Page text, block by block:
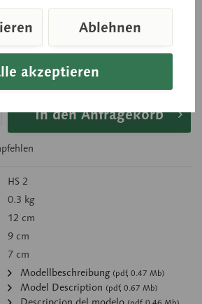
In den Anfragekorb
HS 2
0.3 kg
12 cm
9 cm
7 cm
Modellbeschreibung (pdf, 0.47 Mb)
Model Description (pdf, 0.67 Mb)
akzeptieren
Ablehnen